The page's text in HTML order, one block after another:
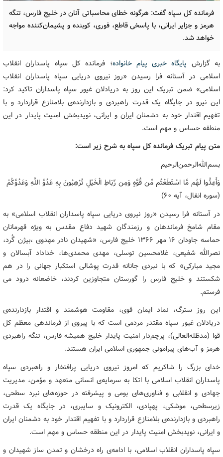
فرمانده کل سپاه گفت: هرگونه خطای محاسباتی آنان در خلیج فارس، تنگه‌
هرمز و جزایر ایرانی، با پاسخی قاطع، فوری، کوبنده و پشیمان‌کننده مواجه
خواهد شد.
به گزارش پایگاه خبری پیام خانواده؛ فرمانده کل سپاه پاسداران انقلاب
اسلامی در آستانه فرا رسیدن «روز نیروی دریایی سپاه پاسداران انقلاب
اسلامی» ضمن تبریک این روز به دریادلان غیور سپاه پاسداران تاکید کرد:
این نیرو در جایگاه یک قدرت راهبردی و بازدارنده‌ی بلامنازع قراردارد و با
تفهیم اقتدار خود به دشمنان ایران و ایرانی، نویدبخش امنیت پایدار در این
منطقه‌ حساس و مهم است.
متن پیام تبریک فرمانده کل سپاه به شرح زیر است:
بسم‌الله‌الرحمن‌الرحیم
وَأَعِدُّوا لَهُم مَّا اسْتَطَعْتُم مِّن قُوَّهٍ وَمِن رِّبَاطِ الْخَیْلِ تُرْهِبُونَ بِهِ عَدُوَّ اللَّهِ وَعَدُوَّکُمْ
(سوره انفال، آیه ۶۰)
در آستانه فرا رسیدن «روز نیروی دریایی سپاه پاسداران انقلاب اسلامی» به
مقام شامخ فرماندهان و رزمندگان شهید دفاع مقدس به ویژه قهرمانان
حماسه جاودان ۱۶ مهر ۱۳۶۶ خلیج فارس، «شهیدان نادر مهدوی ،بیژن گُرد،
نصرالله شفیعی، غلامحسین توسلی، مهدی محمدی‌ها، خداداد آبسالان و
مجید مبارکی» که با نبردی جانانه قدرت پوشالی استکبار جهانی را در هم
شکستند و خلیج فارس را گورستان متجاوزین کردند، خاضعانه درود می
فرستم.
این روز سترگ، نماد ایمان قوی، مقاومت هوشمند و اقتدار بازدارنده‌ی
دریادلان غیور سپاه مقتدر مردمی است که با پیروی از فرماندهی معظم کل
قوا (مدظله‌العالی)، پرچم‌دار امنیت پایدار خلیج همیشه فارس، تنگه‌ راهبردی
هرمز و آب‌های پیرامونی جمهوری اسلامی ایران هستند.
خدای بزرگ را شاکریم که امروز نیروی دریایی پرافتخار و راهبردی سپاه
پاسداران انقلاب اسلامی با اتکا به سرمایه‌ی انسانی متعهد و مؤمن، مدیریت
جهادی و انقلابی و فناوری‌های بومی و پیشرفته در حوزه‌های نبرد سطحی،
زیرسطحی، موشکی، پهپادی، الکترونیک و سایبری، در جایگاه یک قدرت
راهبردی و بازدارنده‌ی بلامنازع قراردارد و با تفهیم اقتدار خود به دشمنان ایران
و ایرانی، نویدبخش امنیت پایدار در این منطقه‌ حساس و مهم است.
سپاه پاسداران انقلاب اسلامی، با ادامه‌ی راه درخشان و تمدن ساز شهیدان و